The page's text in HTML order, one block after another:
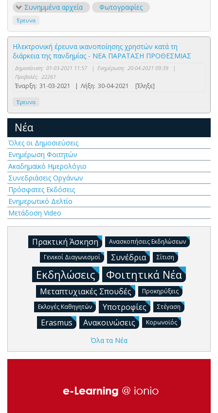
Συνημμένα αρχεία Φωτογραφίες
Έρευνα
Ηλεκτρονική έρευνα ικανοποίησης χρηστών κατά τη
διάρκεια της πανδημίας - ΝΕΑ ΠΑΡΑΤΑΣΗ ΠΡΟΘΕΣΜΙΑΣ
Δημοσίευση: 01-03-2021 11:57 | Ενημέρωση: 20-04-2021 09:39
|
Προβολές: 22261
Έναρξη: 31-03-2021 | Λήξη: 30-04-2021 [Έληξε]
Έρευνα
Νέα
Όλες οι Δημοσιεύσεις
Ενημέρωση Φοιτητών
Ακαδημαϊκό Ημερολόγιο
Συνεδριάσεις Οργάνων
Πρόσφατες Εκδόσεις
Ενημερωτικό Δελτίο
Μετάδοση Video
Πρακτική Άσκηση
Ανασκοπήσεις Εκδηλώσεων
Γενικοί Διαγωνισμοί
Συνέδρια Σίτιση
Εκδηλώσεις Φοιτητικά Νέα
Μεταπτυχιακές Σπουδές
Προκηρύξεις
Εκλογές Καθηγητών
Υποτροφίες Στέγαση
Erasmus Ανακοινώσεις Κορωνοϊός
Όλα τα Νέα